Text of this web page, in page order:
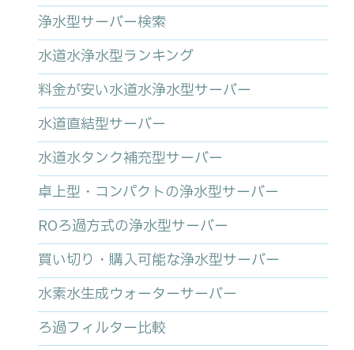
浄水型サーバー検索
水道水浄水型ランキング
料金が安い水道水浄水型サーバー
水道直結型サーバー
水道水タンク補充型サーバー
卓上型・コンパクトの浄水型サーバー
ROろ過方式の浄水型サーバー
買い切り・購入可能な浄水型サーバー
水素水生成ウォーターサーバー
ろ過フィルター比較